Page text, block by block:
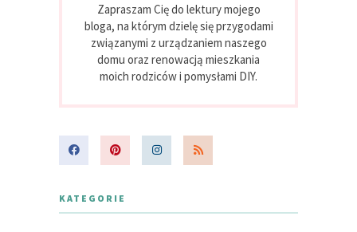
Zapraszam Cię do lektury mojego
bloga, na którym dzielę się przygodami
związanymi z urządzaniem naszego
domu oraz renowacją mieszkania
moich rodziców i pomysłami DIY.
KATEGORIE